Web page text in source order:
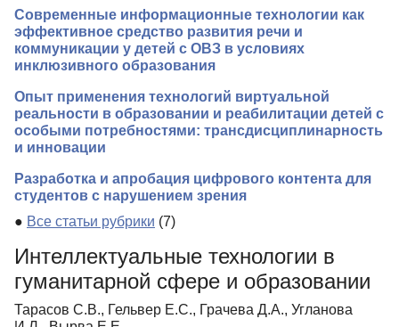
Современные информационные технологии как
эффективное средство развития речи и
коммуникации у детей с ОВЗ в условиях
инклюзивного образования
Опыт применения технологий виртуальной
реальности в образовании и реабилитации детей с
особыми потребностями: трансдисциплинарность
и инновации
Разработка и апробация цифрового контента для
студентов с нарушением зрения
● Все статьи рубрики (7)
Интеллектуальные технологии в
гуманитарной сфере и образовании
Тарасов С.В., Гельвер Е.С., Грачева Д.А., Угланова